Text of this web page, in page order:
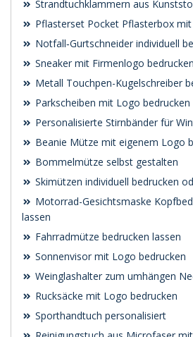
Strandtuchklammern aus
Pflasterset Pocket Pflasterbox
Notfall‑Gurtschneider individuell
Sneaker mit Firmenlogo bedrucken
Metall Touchpen-Kugelschreiber
Parkscheiben mit Logo bedrucken
Personalisierte Stirnbänder für
Beanie Mütze mit eigenem Logo
Bommelmütze selbst gestalten
Skimützen individuell bedrucken
Motorrad-Gesichtsmaske
lassen
Fahrradmütze bedrucken lassen
Sonnenvisor mit Logo bedrucken
Weinglashalter zum umhängen
Rucksäcke mit Logo bedrucken
Sporthandtuch personalisiert